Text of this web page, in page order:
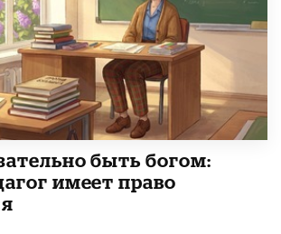
быть богом:
имеет право